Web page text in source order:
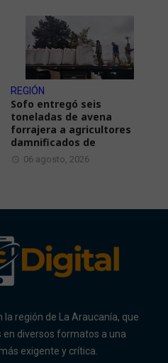
REGIÓN
Sofo entregó seis
toneladas de avena
forrajera a agricultores
damnificados de
06 agosto, 2026
la región de La Araucanía, que
diversos formatos a una
exigente y crítica.